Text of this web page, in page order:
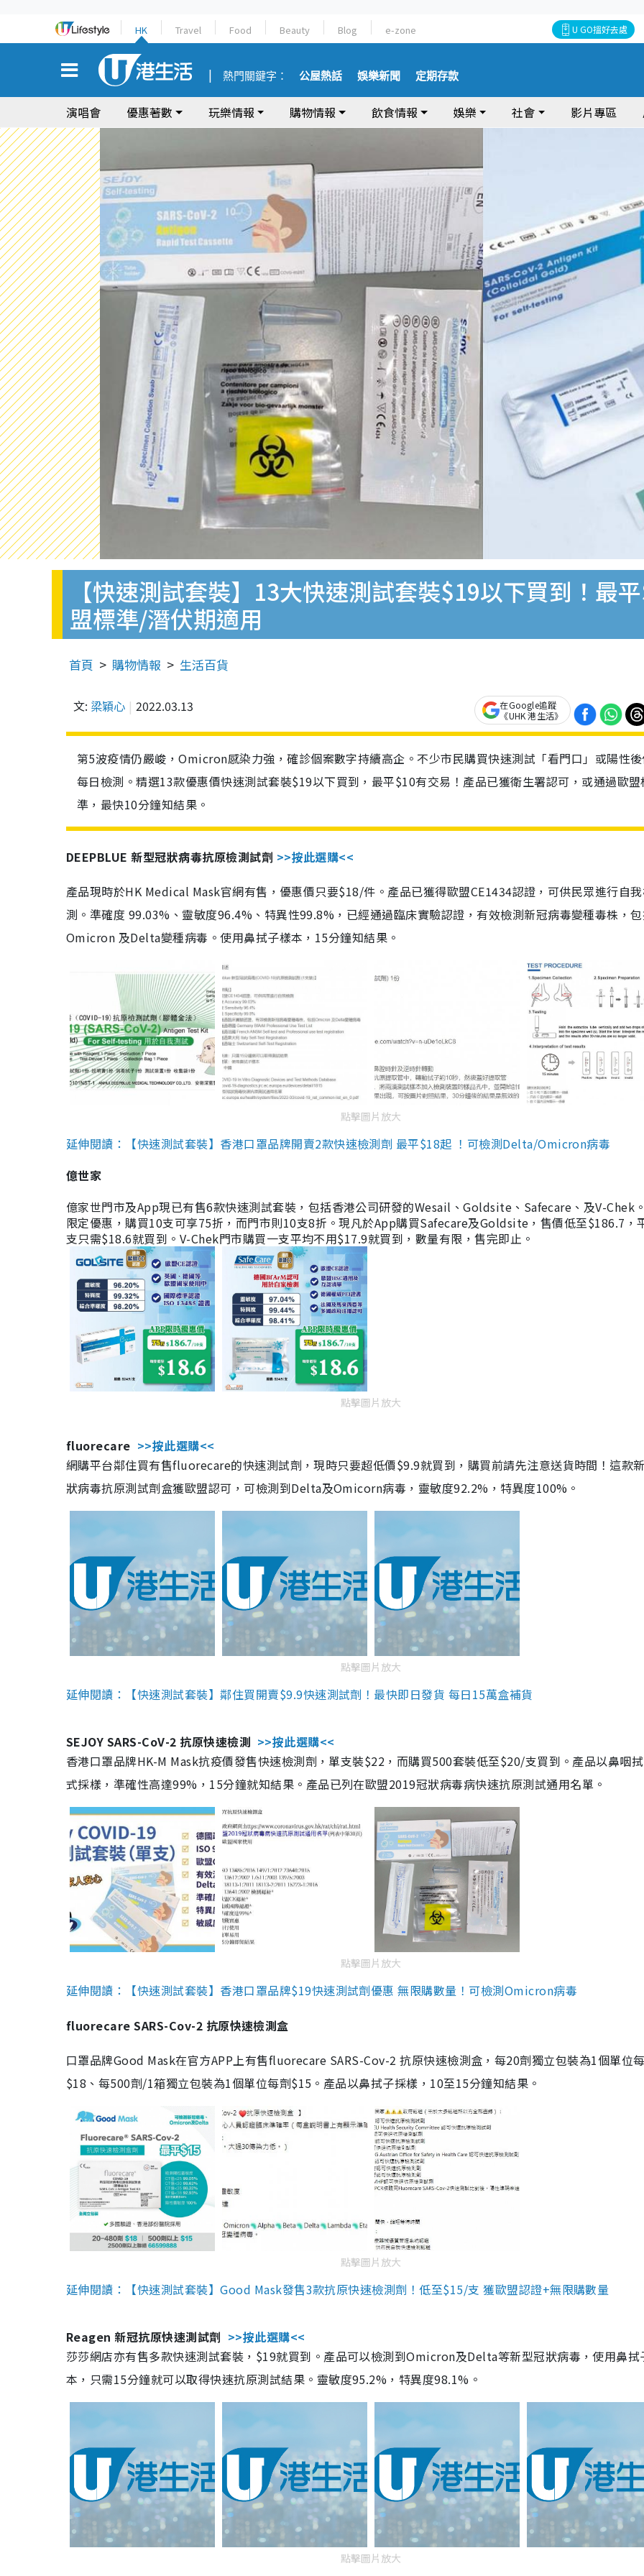
HK Travel Food Beauty Blog e-zone U GO搵好去處
熱門關鍵字： 公屋熱話 娛樂新聞 定期存款
演唱會 優惠著數 玩樂情報 購物情報 飲食情報 娛樂 社會 影片專區
【快速測試套裝】13大快速測試套裝$19以下買到！最
盟標準/潛伏期適用
首頁 購物情報 生活百貨
文: 梁穎心 2022.03.13
在Google追蹤
《UHK 港生活》
第5波疫情仍嚴峻，Omicron感染力強，確診個案數字持續高企。不少市民購買快速測試「看門口」或陽性
每日檢測。精選13款優惠價快速測試套裝$19以下買到，最平$10有交易！產品已獲衛生署認可，或通過歐盟
準，最快10分鐘知結果。
DEEPBLUE 新型冠狀病毒抗原檢測試劑 >>按此選購<<
產品現時於HK Medical Mask官網有售，優惠價只要$18/件。產品已獲得歐盟CE1434認證，可供民眾進行自
測。準確度 99.03%、靈敏度96.4%、特異性99.8%，已經通過臨床實驗認證，有效檢測新冠病毒變種毒株，
Omicron 及Delta變種病毒。使用鼻拭子樣本，15分鐘知結果。
點擊圖片放大
延伸閱讀：【快速測試套裝】香港口罩品牌開賣2款快速檢測劑 最平$18起 ！可檢測Delta/Omicron病毒
億世家
億家世門市及App現已有售6款快速測試套裝，包括香港公司研發的Wesail、Goldsite、Safecare、及V-Chek
限定優惠，購買10支可享75折，而門市則10支8折。現凡於App購買Safecare及Goldsite，售價低至$186.7，
支只需$18.6就買到。V-Chek門市購買一支平均不用$17.9就買到，數量有限，售完即止。
點擊圖片放大
fluorecare >>按此選購<<
網購平台鄰住買有售fluorecare的快速測試劑，現時只要超低價$9.9就買到，購買前請先注意送貨時間！這款
狀病毒抗原測試劑盒獲歐盟認可，可檢測到Delta及Omicorn病毒，靈敏度92.2%，特異度100%。
點擊圖片放大
延伸閱讀：【快速測試套裝】鄰住買開賣$9.9快速測試劑！最快即日發貨 每日15萬盒補貨
SEJOY SARS-CoV-2 抗原快速檢測 >>按此選購<<
香港口罩品牌HK-M Mask抗疫價發售快速檢測劑，單支裝$22，而購買500套裝低至$20/支買到。產品以鼻咽
式採樣，準確性高達99%，15分鐘就知結果。產品已列在歐盟2019冠狀病毒病快速抗原測試通用名單。
點擊圖片放大
延伸閱讀：【快速測試套裝】香港口罩品牌$19快速測試劑優惠 無限購數量！可檢測Omicron病毒
fluorecare SARS-Cov-2 抗原快速檢測盒
口罩品牌Good Mask在官方APP上有售fluorecare SARS-Cov-2 抗原快速檢測盒，每20劑獨立包裝為1個單位
$18、每500劑/1箱獨立包裝為1個單位每劑$15。產品以鼻拭子採樣，10至15分鐘知結果。
點擊圖片放大
延伸閱讀：【快速測試套裝】Good Mask發售3款抗原快速檢測劑！低至$15/支 獲歐盟認證+無限購數量
Reagen 新冠抗原快速測試劑 >>按此選購<<
莎莎網店亦有售多款快速測試套裝，$19就買到。產品可以檢測到Omicron及Delta等新型冠狀病毒，使用鼻拭
本，只需15分鐘就可以取得快速抗原測試結果。靈敏度95.2%，特異度98.1%。
點擊圖片放大